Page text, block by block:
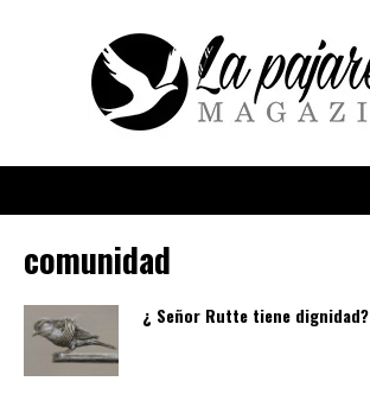
comunidad
¿ Señor Rutte tiene dignidad?